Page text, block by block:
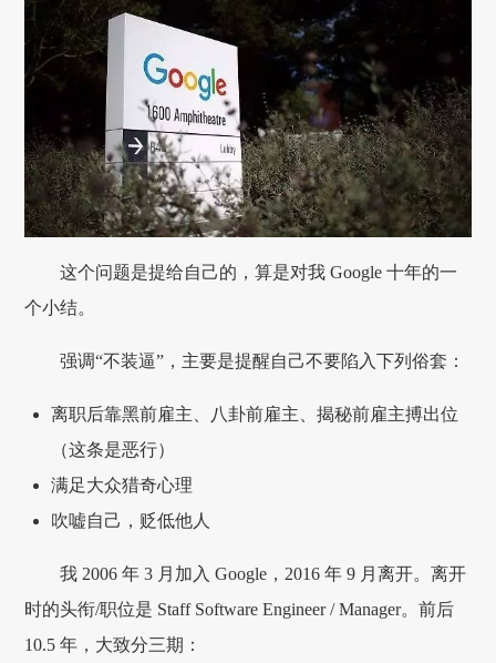
这个问题是提给自己的，算是对我 Google 十年的一
个小结。
强调“不装逼”，主要是提醒自己不要陷入下列俗套：
离职后靠黑前雇主、八卦前雇主、揭秘前雇主搏出位
（这条是恶行）
满足大众猎奇心理
吹嘘自己，贬低他人
我 2006 年 3 月加入 Google，2016 年 9 月离开。离开
时的头衔/职位是 Staff Software Engineer / Manager。前后
10.5 年，大致分三期：